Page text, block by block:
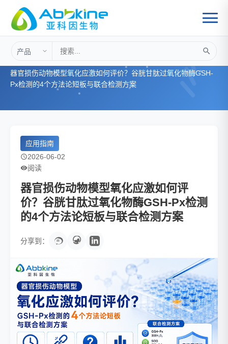
器官损伤动物模型氧化应激如何评价？谷胱甘肽过氧化物酶GSH-
Px检测的4个方法论短板与联合检测方案
应用指南
2026-06-02
阅读
器官损伤动物模型氧化应激如何评
价？谷胱甘肽过氧化物酶GSH-Px检测
的4个方法论短板与联合检测方案
分享到：